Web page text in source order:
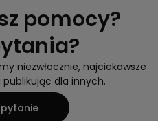
pomocy?
niezwłocznie, najciekawsze
dla innych.